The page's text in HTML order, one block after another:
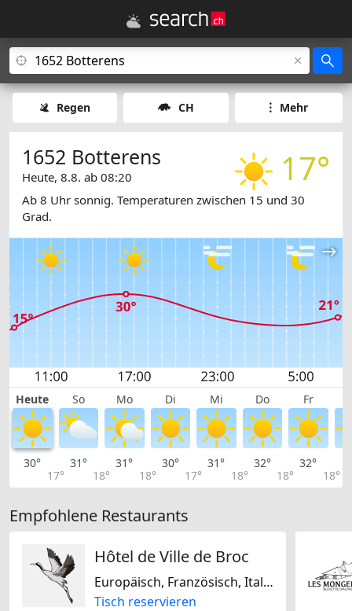
Regen CH Mehr
17°
1652 Botterens
Heute, 8.8. ab 08:20
Ab 8 Uhr sonnig. Temperaturen zwischen 15 und 30
Grad.
Heute So Mo Di Mi Do Fr
30°
17°
31°
18°
31°
18°
30°
17°
31°
18°
32°
18°
32°
18°
Empfohlene Restaurants
Hôtel de Ville de Broc
Europäisch, Französisch, Italienisch, Mediterran, Schweizerisch
Tisch reservieren